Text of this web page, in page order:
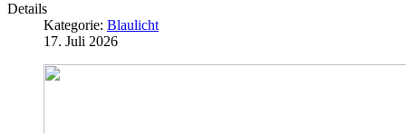
Details
Kategorie: Blaulicht
17. Juli 2026